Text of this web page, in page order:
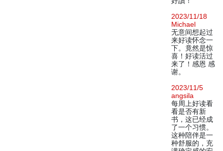
2023/11/18
Michael
无意间想起过
来好读怀念一
下。竟然是惊
喜！好读活过
来了！感恩 感
谢。
2023/11/5
angsila
每周上好读看
看是否有新
书，这已经成
了一个习惯。
这种陪伴是一
种舒服的，充